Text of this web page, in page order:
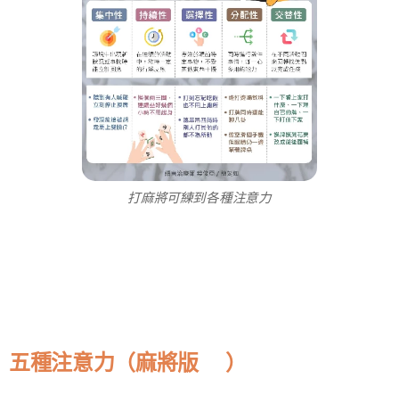
打麻將可ˇ練到各種注意力
五種注意力（麻將版😏）